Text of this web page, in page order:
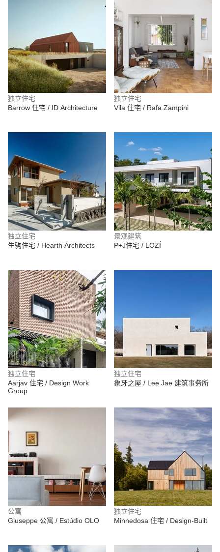
独立住宅
Barrow 住宅 / ID Architecture
独立住宅
Vila 住宅 / Rafa Zampini
独立住宅
生驹住宅 / Hearth Architects
景观建筑
P+J住宅 / LOZÍ
独立住宅
Aarjav 住宅 / Design Work
Group
独立住宅
象牙之屋 / Lee Jae 建筑事务所
公寓
Giuseppe 公寓 / Estúdio OLO
独立住宅
Minnedosa 住宅 / Design-Built